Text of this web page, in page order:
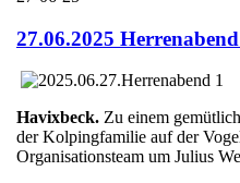
27.06.2025
Havixbeck. Zu einem
der Kolpingfamilie auf der
Organisationsteam um Julius